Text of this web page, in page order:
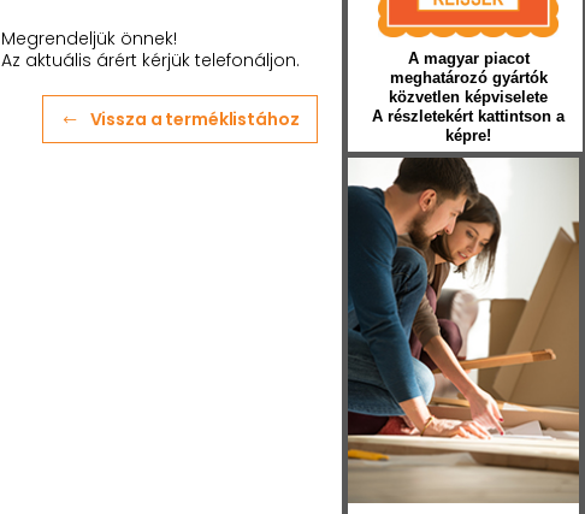
Megrendeljük önnek!
Az aktuális árért kérjük telefonáljon.
Vissza a terméklistához
A magyar piacot
meghatározó gyártók
közvetlen képviselete
A részletekért kattintson a
képre!